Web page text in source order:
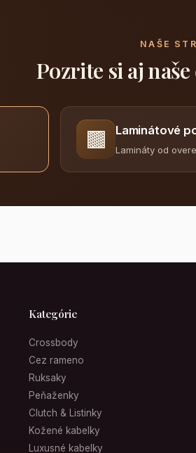
NAŠE
Pozrite si aj
🟫 Laminátové
Lamináty od
Kategórie
Crossbody
Cez rameno
Ruksaky
Peňaženky
Clutch & Listinky
Kožené kabelky
Luxusné kabelky